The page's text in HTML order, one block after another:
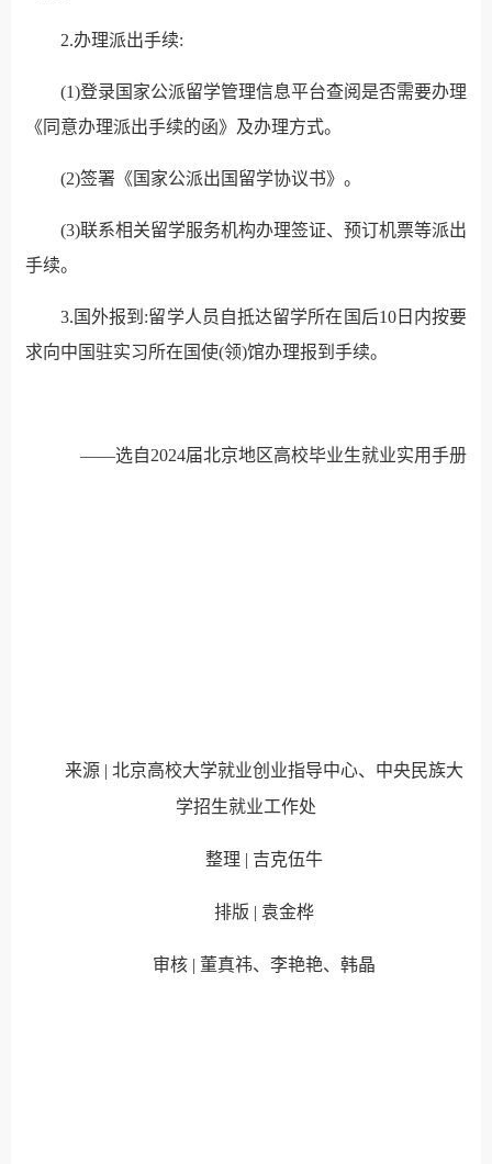
2.办理派出手续:
(1)登录国家公派留学管理信息平台查阅是否需要办理
《同意办理派出手续的函》及办理方式。
(2)签署《国家公派出国留学协议书》。
(3)联系相关留学服务机构办理签证、预订机票等派出
手续。
3.国外报到:留学人员自抵达留学所在国后10日内按要
求向中国驻实习所在国使(领)馆办理报到手续。
——选自2024届北京地区高校毕业生就业实用手册
来源 | 北京高校大学就业创业指导中心、中央民族大
学招生就业工作处
整理 | 吉克伍牛
排版 | 袁金桦
审核 | 董真祎、李艳艳、韩晶